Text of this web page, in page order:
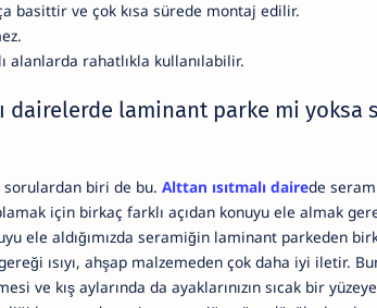
basittir ve çok kısa sürede montaj edilir.
alanlarda rahatlıkla kullanılabilir.
dairelerde laminant parke mi yoksa
sorulardan biri de bu. Alttan ısıtmalı dairede
için birkaç farklı açıdan konuyu ele almak
ele aldığımızda seramiğin laminant parkeden
ısıyı, ahşap malzemeden çok daha iyi iletir.
ve kış aylarında da ayaklarınızın sıcak bir